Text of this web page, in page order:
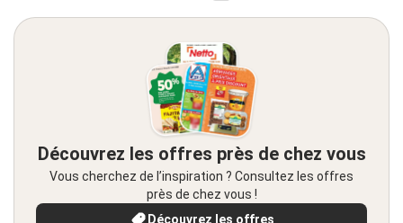
Découvrez les offres près de chez vous
Vous cherchez de l’inspiration ? Consultez les offres
près de chez vous !
Découvrez les offres